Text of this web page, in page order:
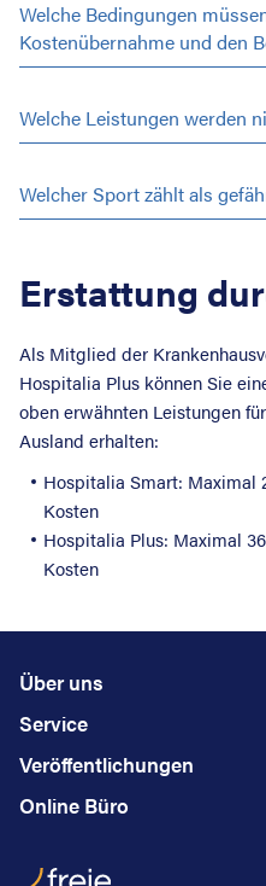
Welche Bedingungen
Kostenübernahme und den
Welche Leistungen werden
Welcher Sport zählt als
Erstattung
Als Mitglied der
Hospitalia Plus können Sie
oben erwähnten Leistungen
Ausland erhalten:
Hospitalia Smart: Maximal
Kosten
Hospitalia Plus: Maximal
Kosten
Über uns
Service
Veröffentlichungen
Online Büro